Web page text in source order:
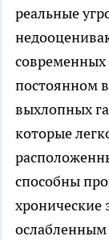
реальные
современных
постоянном
выхлопных
которые
способны
хронические